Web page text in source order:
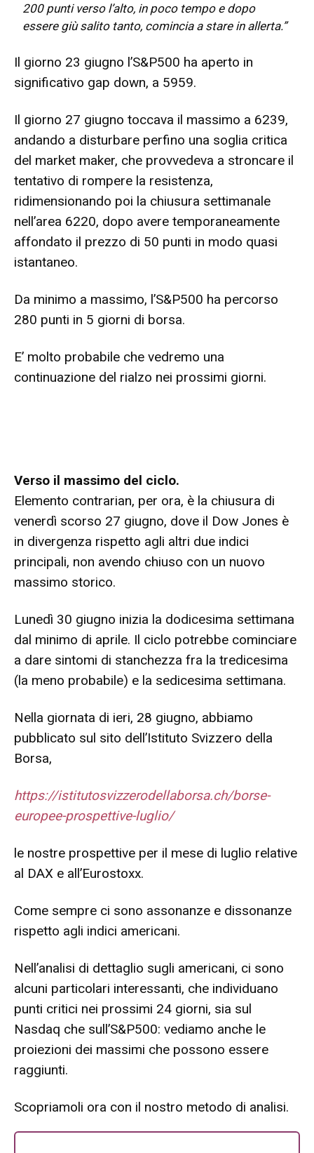
200 punti verso l’alto, in poco tempo e dopo
essere giù salito tanto, comincia a stare in allerta.”
Il giorno 23 giugno l’S&P500 ha aperto in
significativo gap down, a 5959.
Il giorno 27 giugno toccava il massimo a 6239,
andando a disturbare perfino una soglia critica
del market maker, che provvedeva a stroncare il
tentativo di rompere la resistenza,
ridimensionando poi la chiusura settimanale
nell’area 6220, dopo avere temporaneamente
affondato il prezzo di 50 punti in modo quasi
istantaneo.
Da minimo a massimo, l’S&P500 ha percorso
280 punti in 5 giorni di borsa.
E’ molto probabile che vedremo una
continuazione del rialzo nei prossimi giorni.
Verso il massimo del ciclo.
Elemento contrarian, per ora, è la chiusura di
venerdì scorso 27 giugno, dove il Dow Jones è
in divergenza rispetto agli altri due indici
principali, non avendo chiuso con un nuovo
massimo storico.
Lunedì 30 giugno inizia la dodicesima settimana
dal minimo di aprile. Il ciclo potrebbe cominciare
a dare sintomi di stanchezza fra la tredicesima
(la meno probabile) e la sedicesima settimana.
Nella giornata di ieri, 28 giugno, abbiamo
pubblicato sul sito dell’Istituto Svizzero della
Borsa,
https://istitutosvizzerodellaborsa.ch/borse-
europee-prospettive-luglio/
le nostre prospettive per il mese di luglio relative
al DAX e all’Eurostoxx.
Come sempre ci sono assonanze e dissonanze
rispetto agli indici americani.
Nell’analisi di dettaglio sugli americani, ci sono
alcuni particolari interessanti, che individuano
punti critici nei prossimi 24 giorni, sia sul
Nasdaq che sull’S&P500: vediamo anche le
proiezioni dei massimi che possono essere
raggiunti.
Scopriamoli ora con il nostro metodo di analisi.